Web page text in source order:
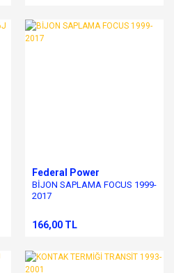
Federal Power
BİJON SAPLAMA FOCUS 1999-
2017
166,00 TL